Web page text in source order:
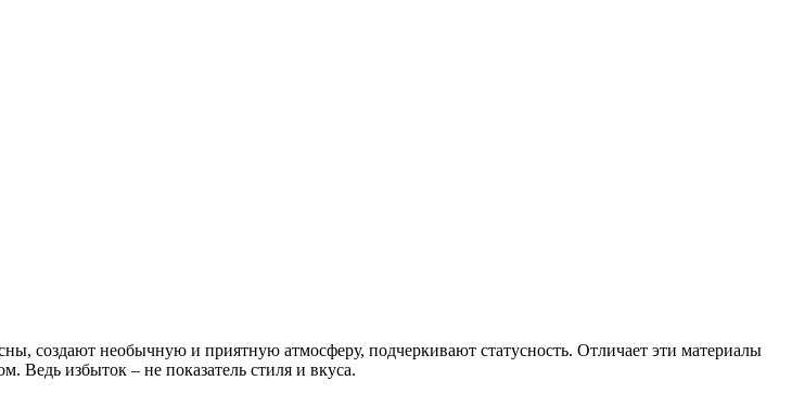
создают необычную и приятную атмосферу, подчеркивают статусность. Отличает эти материалы
Ведь избыток – не показатель стиля и вкуса.